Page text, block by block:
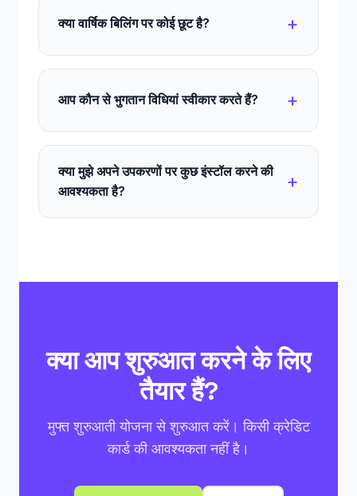
क्या वार्षिक बिलिंग पर कोई छूट है?
आप कौन से भुगतान विधियां स्वीकार करते हैं?
क्या मुझे अपने उपकरणों पर कुछ इंस्टॉल करने की
आवश्यकता है?
क्या आप शुरुआत करने के लिए
तैयार हैं?
मुफ्त शुरुआती योजना से शुरुआत करें। किसी क्रेडिट
कार्ड की आवश्यकता नहीं है।